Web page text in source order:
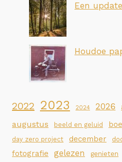
Een update
Houdoe
2022 2023 2024 2026
augustus beeld en geluid
day zero project december
fotografie gelezen genieten